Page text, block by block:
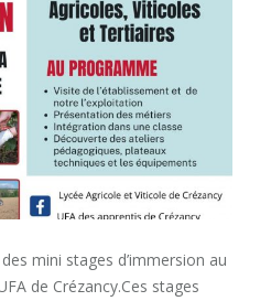
découverte
mini stages d’immersion au
de Crézancy.Ces stages